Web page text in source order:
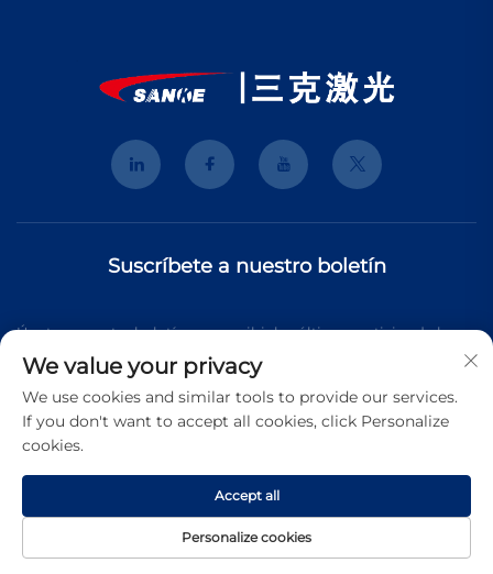
Suscríbete a nuestro boletín
Únete a nuestro boletín para recibir las últimas noticias de la
industria, actualizaciones y perspectivas de nuestro equipo.
Derechos de autor © 2025 Shanghai 3K Laser Technology Co.,
Ltd. Todos los derechos reservados.Política de Privacidad
We value your privacy
We use cookies and similar tools to provide our services.
If you don't want to accept all cookies, click Personalize
cookies.
Personalize cookies
Accept all